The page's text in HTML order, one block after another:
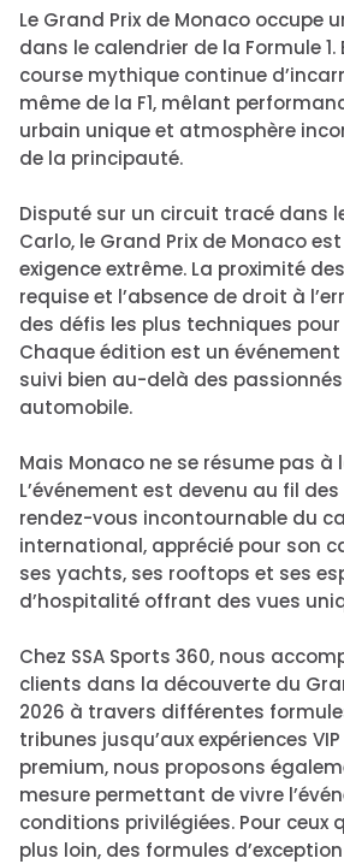
Le Grand Prix de Monaco occupe
dans le calendrier de la Formule 1.
course mythique continue
même de la F1, mêlant
urbain unique et atmosphère
de la principauté.
Disputé sur un circuit tracé dans
Carlo, le Grand Prix de Monaco
exigence extrême. La proximité
requise et l’absence de droit à
des défis les plus techniques
Chaque édition est un
suivi bien au-delà des
automobile.
Mais Monaco ne se résume pas à
L’événement est devenu au fil
rendez-vous incontournable du
international, apprécié pour son
ses yachts, ses rooftops et ses
d’hospitalité offrant des vues
Chez SSA Sports 360, nous
clients dans la découverte du
2026 à travers différentes
tribunes jusqu’aux expériences
premium, nous proposons
mesure permettant de vivre
conditions privilégiées. Pour ceux
plus loin, des formules